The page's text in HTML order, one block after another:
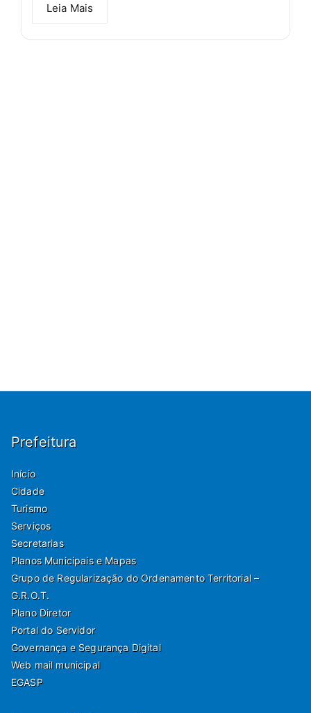
Leia Mais
Prefeitura
Início
Cidade
Turismo
Serviços
Secretarias
Planos Municipais e Mapas
Grupo de Regularização do Ordenamento Territorial –
G.R.O.T.
Plano Diretor
Portal do Servidor
Governança e Segurança Digital
Web mail municipal
EGASP